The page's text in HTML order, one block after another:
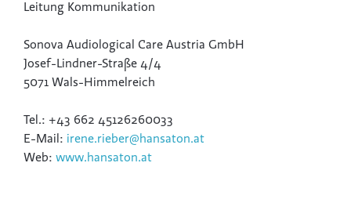
Leitung Kommunikation
Sonova Audiological Care Austria GmbH
Josef-Lindner-Straße 4/4
5071 Wals-Himmelreich
Tel.: +43 662 45126260033
E-Mail: irene.rieber@hansaton.at
Web: www.hansaton.at